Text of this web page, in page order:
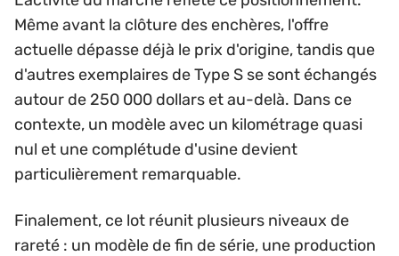
Même avant la clôture des enchères, l'offre
actuelle dépasse déjà le prix d'origine, tandis que
d'autres exemplaires de Type S se sont échangés
autour de 250 000 dollars et au-delà. Dans ce
contexte, un modèle avec un kilométrage quasi
nul et une complétude d'usine devient
particulièrement remarquable.
Finalement, ce lot réunit plusieurs niveaux de
rareté : un modèle de fin de série, une production